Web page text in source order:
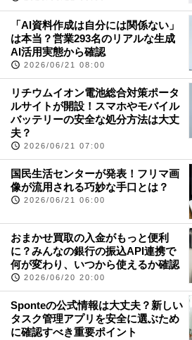
「AI資料作成は自分には関係ない」
は本当？営業293名のリアルな生成
AI活用実態から確認
2026/06/21 08:00
リチウムイオン電池総合対策ポータ
ルサイトが開設！スマホやモバイル
バッテリーの安全な処分方法は大丈
夫？
2026/06/21 07:00
国民生活センターが発表！フリマ画
像が流用される巧妙な手口とは？
2026/06/21 06:00
おまかせ買取の入金がもっと便利
に？みんなの銀行の振込API連携で
何が変わり、いつから使えるか確認
2026/06/20 20:00
Sponteの公式情報は大丈夫？新しい
タスク管理アプリを安全に選ぶため
に確認すべき重要ポイント